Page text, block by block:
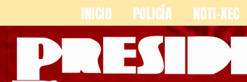
INICIO POLICÍA NOTI-XEC